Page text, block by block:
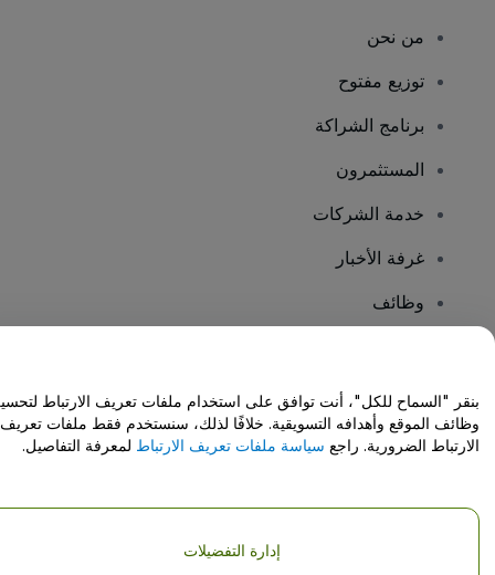
من نحن
توزيع مفتوح
برنامج الشراكة
المستثمرون
خدمة الشركات
غرفة الأخبار
وظائف
مركز المساعدة / اتصل بنا
حقوق النشر © شركة فياجوجو المحدودة 2026
تفاصيل الشركة
بنقر "السماح للكل"، أنت توافق على استخدام ملفات تعريف الارتباط
وظائف الموقع وأهدافه التسويقية. خلافًا لذلك، سنستخدم فقط ملفات تعريف
الارتباط الضرورية. راجع سياسة ملفات تعريف الارتباط لمعرفة التفاصيل.
إدارة التفضيلات